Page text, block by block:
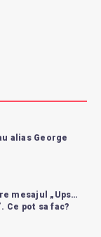
alias George
mesajul „Ups…
Ce pot sa fac?